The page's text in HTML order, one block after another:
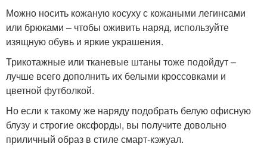
Можно носить кожаную косуху с кожаными легинсами
или брюками – чтобы оживить наряд, используйте
изящную обувь и яркие украшения.
Трикотажные или тканевые штаны тоже подойдут –
лучше всего дополнить их белыми кроссовками и
цветной футболкой.
Но если к такому же наряду подобрать белую офисную
блузу и строгие оксфорды, вы получите довольно
приличный образ в стиле смарт-кэжуал.